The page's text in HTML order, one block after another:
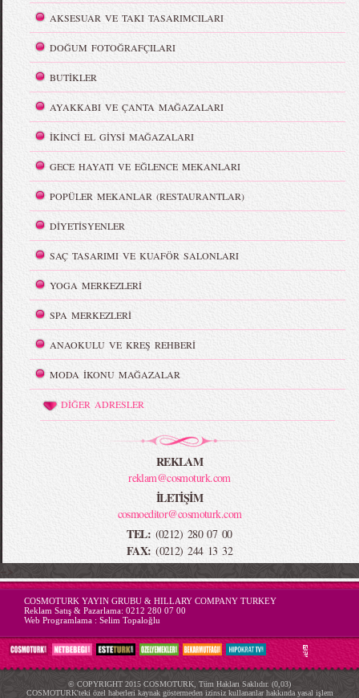
AKSESUAR VE TAKI TASARIMCILARI
DOĞUM FOTOĞRAFÇILARI
BUTİKLER
AYAKKABI VE ÇANTA MAĞAZALARI
İKİNCİ EL GİYSİ MAĞAZALARI
GECE HAYATI VE EĞLENCE MEKANLARI
POPÜLER MEKANLAR (RESTAURANTLAR)
DİYETİSYENLER
SAÇ TASARIMI VE KUAFÖR SALONLARI
YOGA MERKEZLERİ
SPA MERKEZLERİ
ANAOKULU VE KREŞ REHBERİ
MODA İKONU MAĞAZALAR
DİĞER ADRESLER
REKLAM
reklam@cosmoturk.com
İLETİŞİM
cosmoeditor@cosmoturk.com
TEL: (0212) 280 07 00
FAX: (0212) 244 13 32
-->
COSMOTURK YAYIN GRUBU & HILLARY COMPANY TURKEY
Reklam Satış & Pazarlama: 0212 280 07 00
Web Programlama : Selim Topaloğlu
© COPYRIGHT 2015 COSMOTURK, Tüm Hakları Saklıdır. (0,03)
COSMOTURK'teki özel haberleri kaynak göstermeden izinsiz kullananlar hakkında yasal işlem